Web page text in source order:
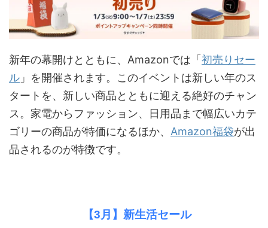
新年の幕開けとともに、Amazonでは「初売りセー
ル 」を開催されます。このイベントは新しい年のス
タートを、新しい商品とともに迎える絶好のチャン
ス。家電からファッション、日用品まで幅広いカテ
ゴリーの商品が特価になるほか、 Amazon福袋が出
品されるのが特徴です。
【3月】新生活セール